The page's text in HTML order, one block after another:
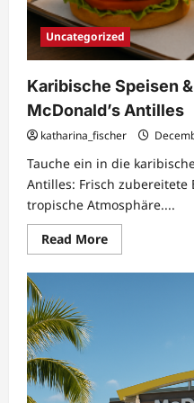
Uncategorized
Karibische Speisen
McDonald’s Antilles
katharina_fischer
Tauche ein in die
Antilles: Frisch
tropische Atmosphäre....
Read MoreRead
more
Karibische